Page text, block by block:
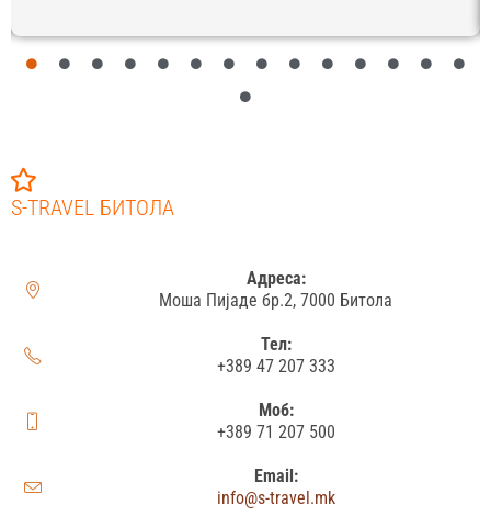
S-TRAVEL БИТОЛА
Адреса:
Моша Пијаде бр.2, 7000 Битола
Тел:
+389 47 207 333
Моб:
+389 71 207 500
Email:
info@s-travel.mk